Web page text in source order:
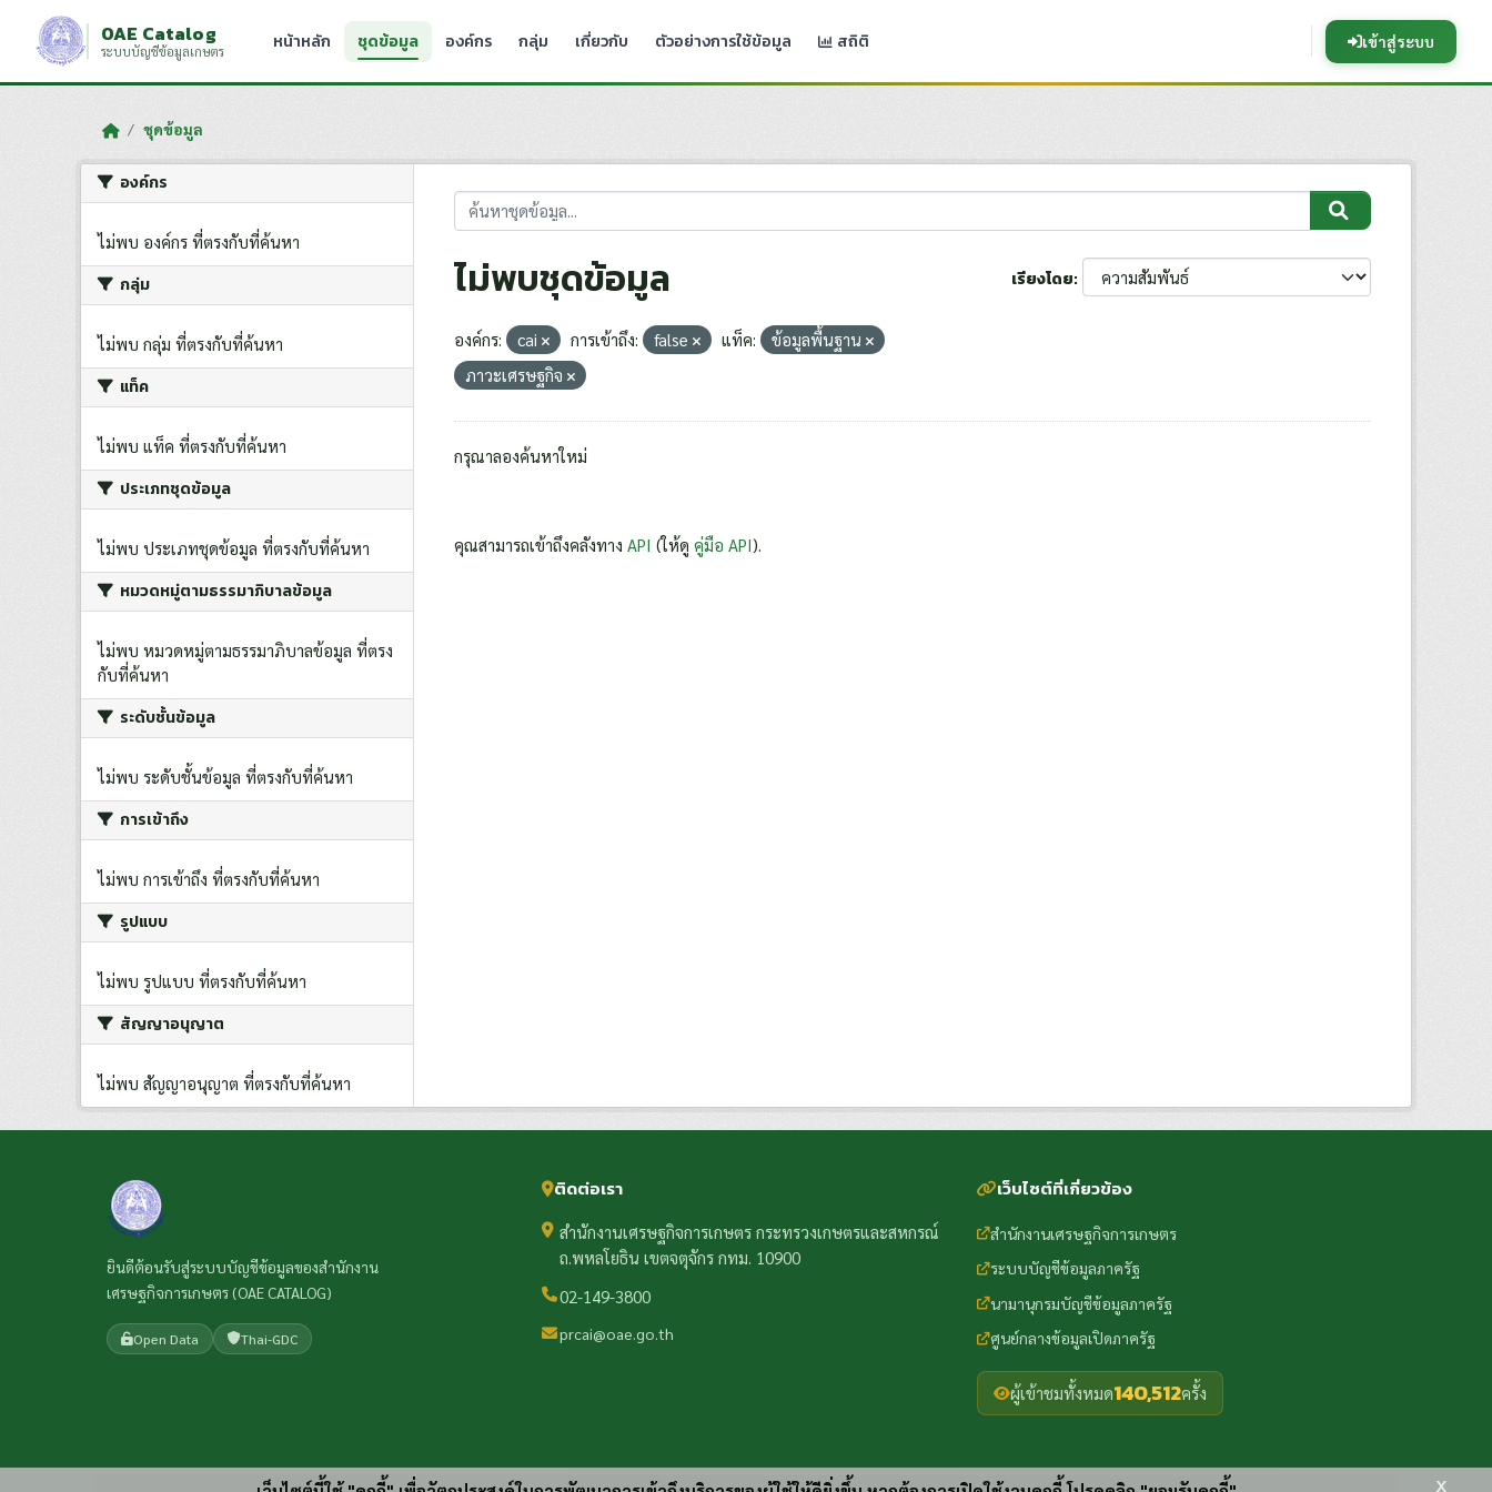
Skip to main content
OAE Catalog
ระบบบัญชีข้อมูลเกษตร หน้าหลัก ชุดข้อมูล องค์กร กลุ่ม เกี่ยวกับ ตัวอย่างการใช้ข้อมูล สถิติ เข้าสู่ระบบ
ชุดข้อมูล
องค์กร
ไม่พบ องค์กร ที่ตรงกับที่ค้นหา
กลุ่ม
ไม่พบ กลุ่ม ที่ตรงกับที่ค้นหา
แท็ค
ไม่พบ แท็ค ที่ตรงกับที่ค้นหา
ประเภทชุดข้อมูล
ไม่พบ ประเภทชุดข้อมูล ที่ตรงกับที่ค้นหา
หมวดหมู่ตามธรรมาภิบาลข้อมูล
ไม่พบ หมวดหมู่ตามธรรมาภิบาลข้อมูล ที่ตรง
กับที่ค้นหา
ระดับชั้นข้อมูล
ไม่พบ ระดับชั้นข้อมูล ที่ตรงกับที่ค้นหา
การเข้าถึง
ไม่พบ การเข้าถึง ที่ตรงกับที่ค้นหา
รูปแบบ
ไม่พบ รูปแบบ ที่ตรงกับที่ค้นหา
สัญญาอนุญาต
ไม่พบ สัญญาอนุญาต ที่ตรงกับที่ค้นหา
เรียงโดย
ไม่พบชุดข้อมูล
องค์กร: cai การเข้าถึง: false แท็ค:
ข้อมูลพื้นฐาน
ภาวะเศรษฐกิจ
กรุณาลองค้นหาใหม่
คุณสามารถเข้าถึงคลังทาง API (ให้ดู คู่มือ API).
ยินดีต้อนรับสู่ระบบบัญชีข้อมูลของสำนักงาน
เศรษฐกิจการเกษตร (OAE CATALOG)
Open Data Thai-GDC
ติดต่อเรา
สำนักงานเศรษฐกิจการเกษตร กระทรวงเกษตรและสหกรณ์
ถ.พหลโยธิน เขตจตุจักร กทม. 10900
02-149-3800
prcai@oae.go.th
เว็บไซต์ที่เกี่ยวข้อง
สำนักงานเศรษฐกิจการเกษตร
ระบบบัญชีข้อมูลภาครัฐ
นามานุกรมบัญชีข้อมูลภาครัฐ
ศูนย์กลางข้อมูลเปิดภาครัฐ
ผู้เข้าชมทั้งหมด140,512ครั้ง
x